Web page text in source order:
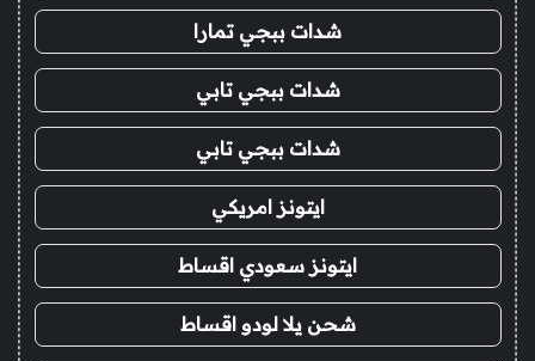
شدات ببجي تمارا
شدات ببجي تابي
شدات ببجي تابي
ايتونز امريكي
ايتونز سعودي اقساط
شحن يلا لودو اقساط